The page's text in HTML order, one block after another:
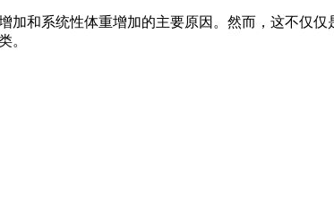
加和系统性体重增加的主要原因。然而，这不仅
。